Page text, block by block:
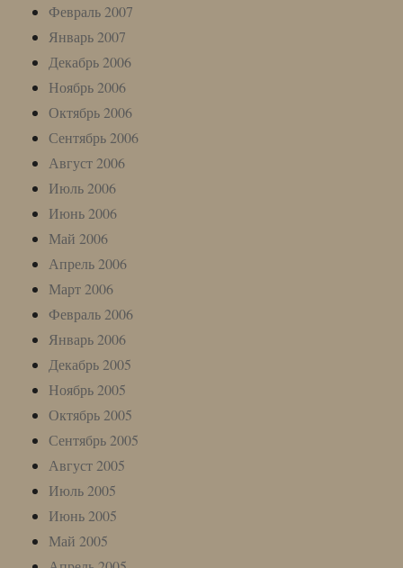
Февраль 2007
Январь 2007
Декабрь 2006
Ноябрь 2006
Октябрь 2006
Сентябрь 2006
Август 2006
Июль 2006
Июнь 2006
Май 2006
Апрель 2006
Март 2006
Февраль 2006
Январь 2006
Декабрь 2005
Ноябрь 2005
Октябрь 2005
Сентябрь 2005
Август 2005
Июль 2005
Июнь 2005
Май 2005